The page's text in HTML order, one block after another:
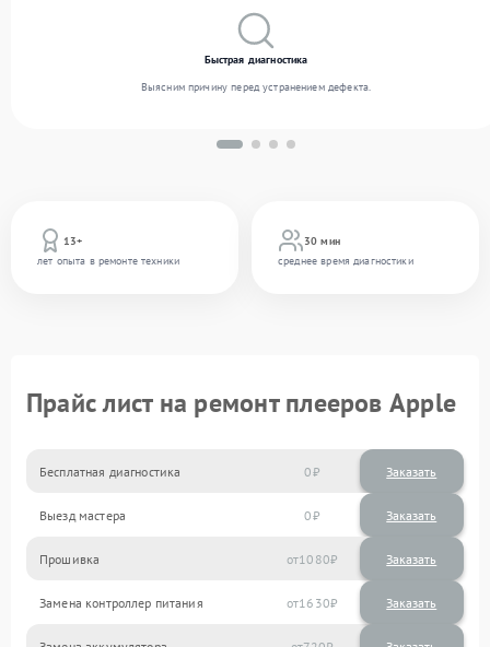
13+
лет опыта в ремонте техники
30 мин
среднее время диагностики
Быстрая диагностика
Выясним причину перед устранением дефекта.
Прайс лист на ремонт плееров Apple
Бесплатная диагностика 0 Заказать
Выезд мастера 0 Заказать
Прошивка 1080
Замена контроллер питания 1630